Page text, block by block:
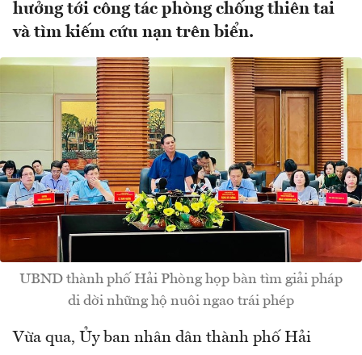
hưởng tới công tác phòng chống thiên tai
và tìm kiếm cứu nạn trên biển.
UBND thành phố Hải Phòng họp bàn tìm giải pháp
di dời những hộ nuôi ngao trái phép
Vừa qua, Ủy ban nhân dân thành phố Hải